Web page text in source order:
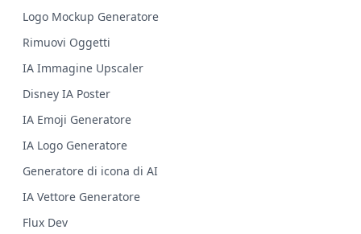
Logo Mockup Generatore
Rimuovi Oggetti
IA Immagine Upscaler
Disney IA Poster
IA Emoji Generatore
IA Logo Generatore
Generatore di icona di AI
IA Vettore Generatore
Flux Dev